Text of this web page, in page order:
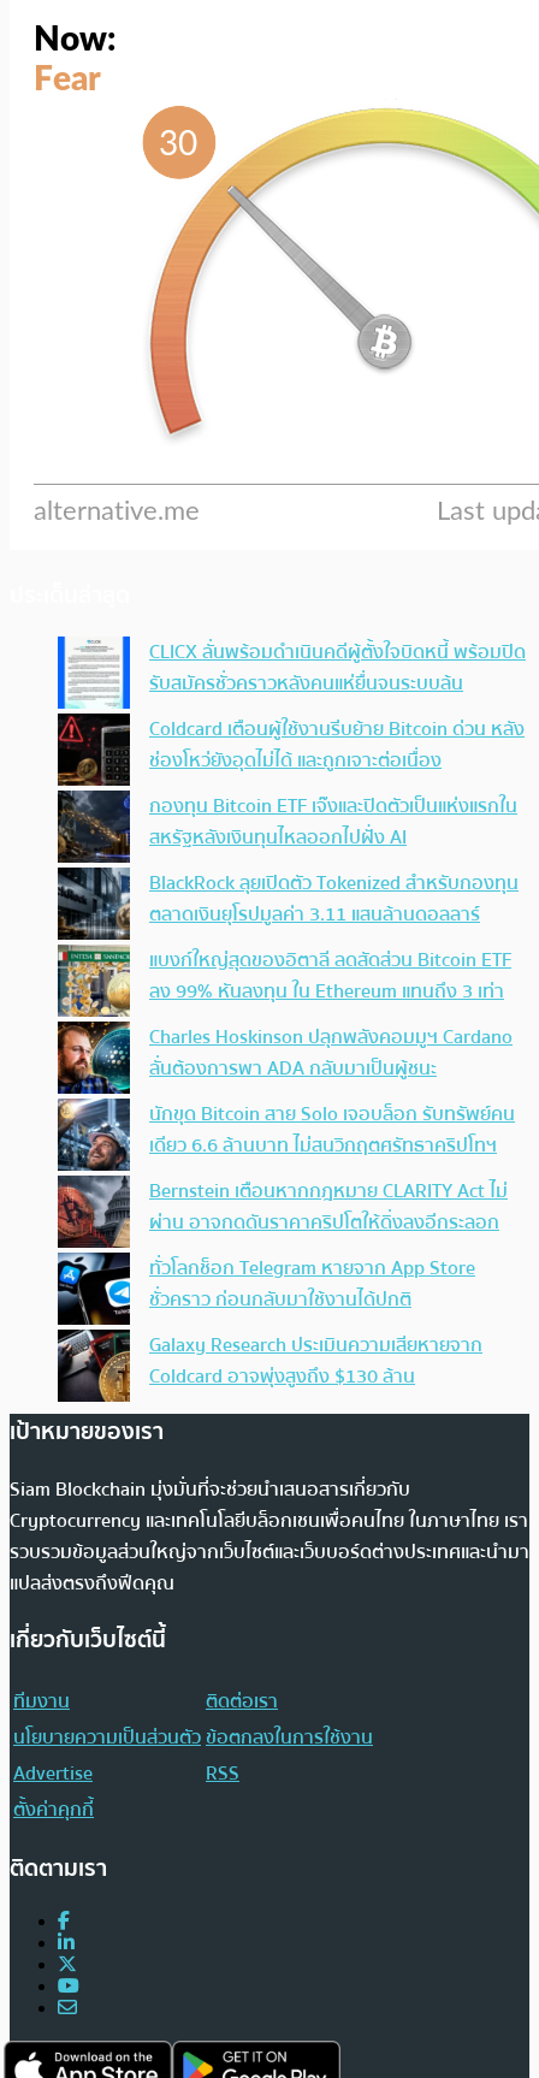
CLICX ลั่นพร้อมดำเนินคดีผู้ตั้งใจบิดหนี้ พร้อมปิด
รับสมัครชั่วคราวหลังคนแห่ยื่นจนระบบล้น
Coldcard เตือนผู้ใช้งานรีบย้าย Bitcoin ด่วน หลัง
ช่องโหว่ยังอุดไม่ได้ และถูกเจาะต่อเนื่อง
กองทุน Bitcoin ETF เจ๊งและปิดตัวเป็นแห่งแรกใน
สหรัฐหลังเงินทุนไหลออกไปฝั่ง AI
BlackRock ลุยเปิดตัว Tokenized สำหรับกองทุน
ตลาดเงินยุโรปมูลค่า 3.11 แสนล้านดอลลาร์
แบงก์ใหญ่สุดของอิตาลี ลดสัดส่วน Bitcoin ETF
ลง 99% หันลงทุน ใน Ethereum แทนถึง 3 เท่า
Charles Hoskinson ปลุกพลังคอมมูฯ Cardano
ลั่นต้องการพา ADA กลับมาเป็นผู้ชนะ
นักขุด Bitcoin สาย Solo เจอบล็อก รับทรัพย์คน
เดียว 6.6 ล้านบาท ไม่สนวิกฤตศรัทธาคริปโทฯ
Bernstein เตือนหากกฎหมาย CLARITY Act ไม่
ผ่าน อาจกดดันราคาคริปโตให้ดิ่งลงอีกระลอก
ทั่วโลกช็อก Telegram หายจาก App Store
ชั่วคราว ก่อนกลับมาใช้งานได้ปกติ
Galaxy Research ประเมินความเสียหายจาก
Coldcard อาจพุ่งสูงถึง $130 ล้าน
เป้าหมายของเรา
Siam Blockchain มุ่งมั่นที่จะช่วยนำเสนอสารเกี่ยวกับ
Cryptocurrency และเทคโนโลยีบล็อกเชนเพื่อคนไทย ในภาษาไทย เรา
รวบรวมข้อมูลส่วนใหญ่จากเว็บไซต์และเว็บบอร์ดต่างประเทศและนำมา
แปลส่งตรงถึงฟีดคุณ
เกี่ยวกับเว็บไซต์นี้
ทีมงาน
ติดต่อเรา
นโยบายความเป็นส่วนตัวข้อตกลงในการใช้งาน
Advertise
RSS
ตั้งค่าคุกกี้
ติดตามเรา